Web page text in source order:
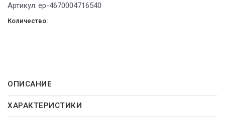
Артикул: ep-4670004716540
Количество:
ОПИСАНИЕ
ХАРАКТЕРИСТИКИ